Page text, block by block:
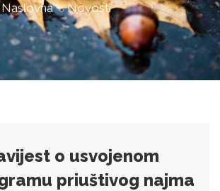
Naslovna Novosti
o usvojenom
priuštivog najma